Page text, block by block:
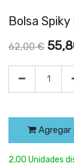
Bolsa
62,00€
Agregar
2,00 Unidades